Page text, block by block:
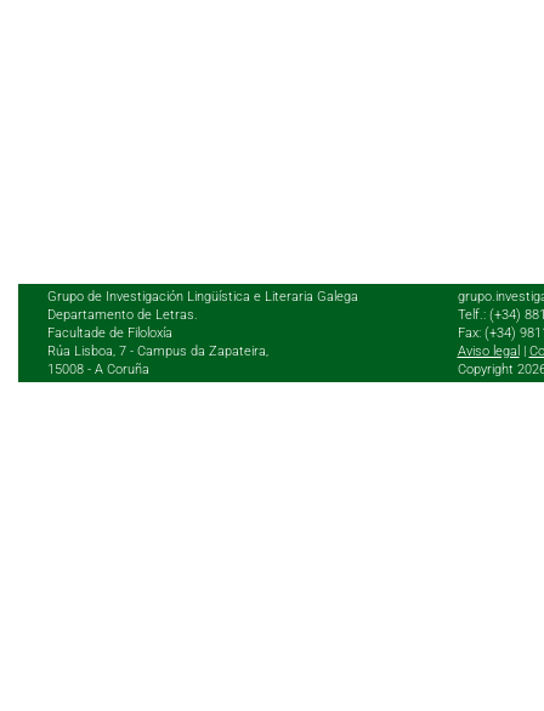
Grupo de Investigación Lingüística e Literaria Galega
Departamento de Letras.
Facultade de Filoloxía
Rúa Lisboa, 7 - Campus da Zapateira,
15008 - A Coruña
Telf.: (+34)
Fax: (+34)
Aviso legal |
Copyright